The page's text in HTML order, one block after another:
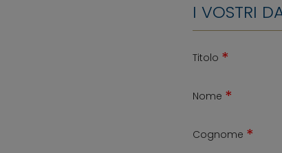
I VOSTRI
Titolo *
Nome *
Cognome *